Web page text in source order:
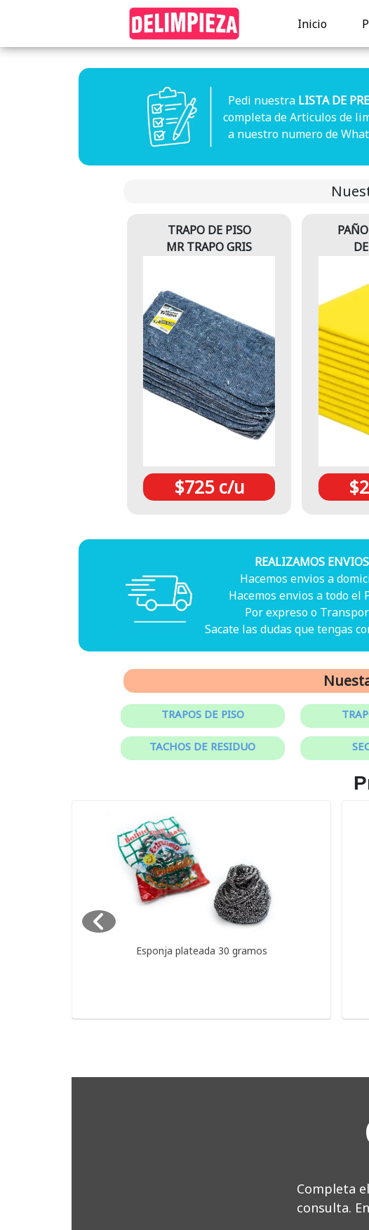
Inicio
Pedi nuestra LISTA DE
completa de Articulos de
a nuestro numero de
TRAPO DE PISO
MR TRAPO GRIS
$725 c/u
REALIZAMOS ENVIOS
Hacemos envios a
Hacemos envios a todo el
Por expreso o
Sacate las dudas que tengas
TRAPOS DE PISO
TACHOS DE RESIDUO
Esponja plateada 30 gramos
Completa
consulta.